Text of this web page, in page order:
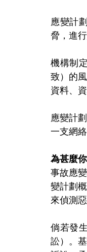
應變計
脅，進
機構制
致）的
資料、
應變計
一支網
為甚麼
事故應
變計劃
來偵測
倘若發
訟）。